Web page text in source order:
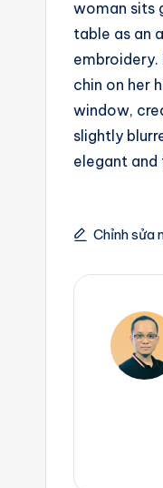
A
A
woman sits
table as an
embroidery.
chin on her
window,
slightly
elegant and
Chỉnh sửa